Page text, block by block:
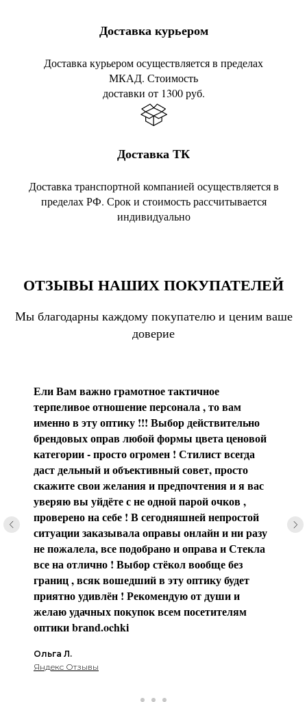
Доставка курьером
Доставка курьером осуществляется в пределах
МКАД. Стоимость
доставки от 1300 руб.
Доставка ТК
Доставка транспортной компанией осуществляется в
пределах РФ. Срок и стоимость рассчитывается
индивидуально
ОТЗЫВЫ НАШИХ ПОКУПАТЕЛЕЙ
Мы благодарны каждому покупателю и ценим ваше
доверие
Ели Вам важно грамотное тактичное
терпеливое отношение персонала , то вам
именно в эту оптику !!! Выбор действительно
брендовых оправ любой формы цвета ценовой
категории - просто огромен ! Стилист всегда
даст дельный и объективный совет, просто
скажите свои желания и предпочтения и я вас
уверяю вы уйдёте с не одной парой очков ,
проверено на себе ! В сегодняшней непростой
ситуации заказывала оправы онлайн и ни разу
не пожалела, все подобрано и оправа и Стекла
все на отлично ! Выбор стёкол вообще без
границ , всяк вошедший в эту оптику будет
приятно удивлён ! Рекомендую от души и
желаю удачных покупок всем посетителям
оптики brаnd.ochki
Ольга Л.
Яндекс Отзывы